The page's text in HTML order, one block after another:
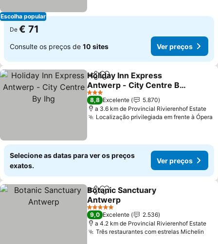
Escolha popular
De € 71
Consulte os preços de 10 sites Ver preços
PartilharAdicionar aos favoritos
Holiday Inn Express
Antwerp - City Centre By
Ihg
Ver preços
3 Estrelas
8,8 Excelente
5.870
a 3.6 km de Provincial Rivierenhof Estate
Localização privilegiada em frente à Ópera
Selecione as datas para ver os preços
exatos.
Ver preços
PartilharAdicionar aos favoritos
Botanic Sanctuary
Antwerp
Ver preços
5 Estrelas
9,0 Excelente
2.536
a 4.2 km de Provincial Rivierenhof Estate
Três restaurantes com estrelas Michelin